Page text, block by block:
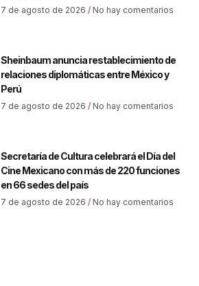
7 de agosto de 2026 No hay comentarios
Sheinbaum anuncia restablecimiento de
relaciones diplomáticas entre México y
Perú
7 de agosto de 2026 No hay comentarios
Secretaría de Cultura celebrará el Día del
Cine Mexicano con más de 220 funciones
en 66 sedes del país
7 de agosto de 2026 No hay comentarios